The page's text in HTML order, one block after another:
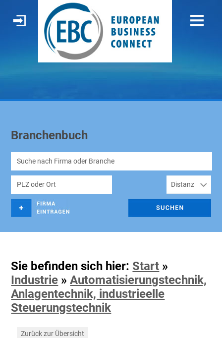
Branchenbuch
Sie befinden sich hier: Start »
Industrie »Automatisierungstechnik,
Anlagentechnik, industrieelle
Steuerungstechnik
Zurück zur Übersicht